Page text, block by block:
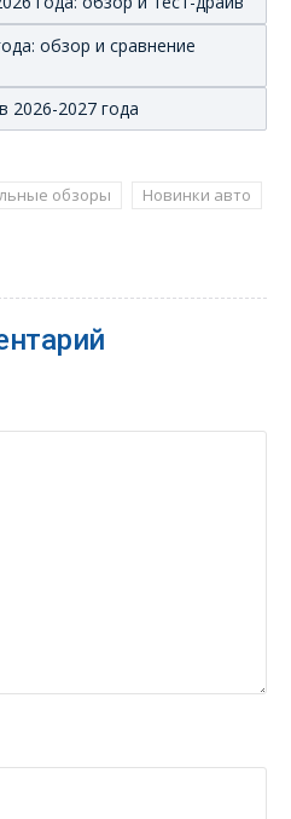
обзор и сравнение
2026-2027 года
обзоры
Новинки авто